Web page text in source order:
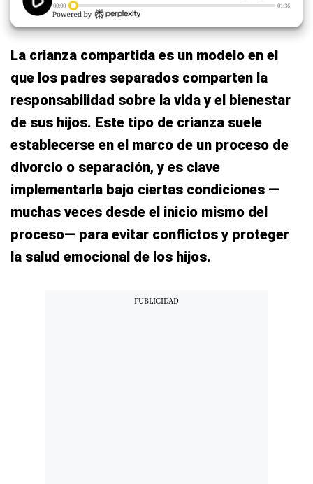
00:00 01:36
La crianza compartida es un modelo en el
que los padres separados comparten la
responsabilidad sobre la vida y el bienestar
de sus hijos. Este tipo de crianza suele
establecerse en el marco de un proceso de
divorcio o separación, y es clave
implementarla bajo ciertas condiciones —
muchas veces desde el inicio mismo del
proceso— para evitar conflictos y proteger
la salud emocional de los hijos.